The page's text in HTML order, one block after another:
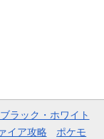
ラック・ホワイト
イア攻略
ポケモ